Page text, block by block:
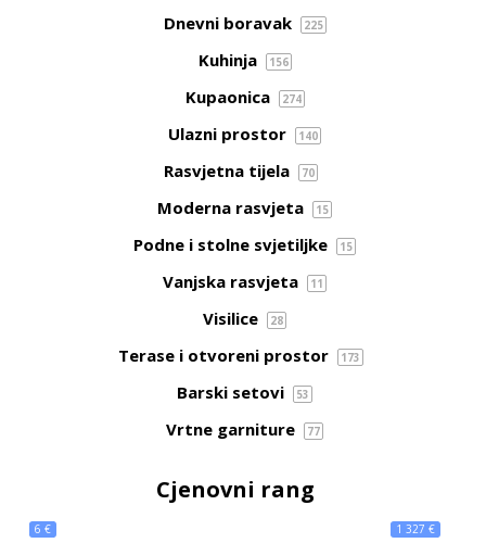
Dnevni boravak 225
Kuhinja 156
Kupaonica 274
Ulazni prostor 140
Rasvjetna tijela 70
Moderna rasvjeta 15
Podne i stolne svjetiljke 15
Vanjska rasvjeta 11
Visilice 28
Terase i otvoreni prostor 173
Barski setovi 53
Vrtne garniture 77
Cjenovni rang
6 € 1 327 €